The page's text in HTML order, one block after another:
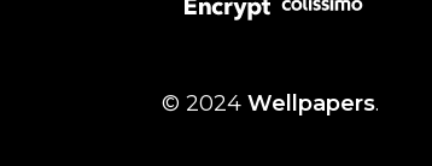
vos Options
© 2024 Wellpapers.